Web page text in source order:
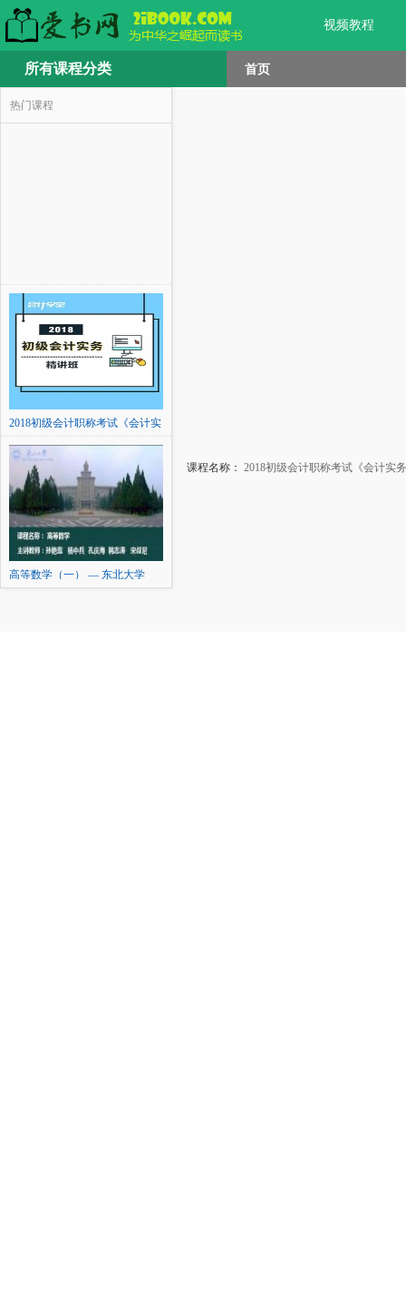
视频教程
所有课程分类 首页
热门课程
2018初级会计职称考试《会计实
高等数学（一） — 东北大学
课程名称： 2018初级会计职称考试《会计实